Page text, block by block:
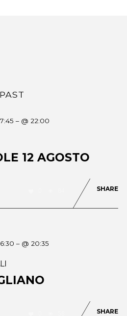
PAST
– @ 22:00
12 AGOSTO
SHARE
– @ 20:35
SHARE